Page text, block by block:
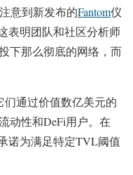
意到新发布的Fantom仪
表明团队和社区分析师
下那么彻底的网络，而
们通过价值数亿美元的
动性和DeFi用户。在
诺为满足特定TVL阈值